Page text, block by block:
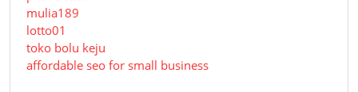
mulia189
lotto01
toko bolu keju
affordable seo for small business